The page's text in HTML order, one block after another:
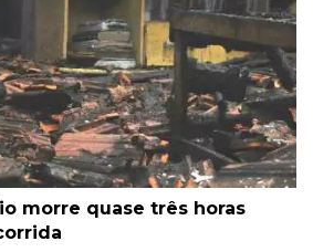
morre quase três horas